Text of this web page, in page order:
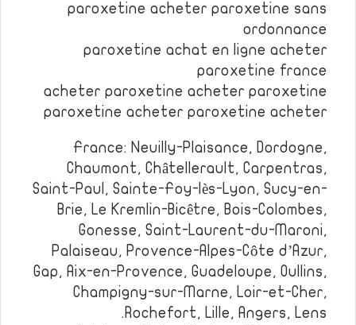
paroxetine acheter paroxetine sans
ordonnance
paroxetine achat en ligne acheter
paroxetine france
acheter paroxetine acheter paroxetine
paroxetine acheter paroxetine acheter
France: Neuilly-Plaisance, Dordogne,
Chaumont, Châtellerault, Carpentras,
Saint-Paul, Sainte-Foy-lès-Lyon, Sucy-en-
Brie, Le Kremlin-Bicêtre, Bois-Colombes,
Gonesse, Saint-Laurent-du-Maroni,
Palaiseau, Provence-Alpes-Côte d’Azur,
Gap, Aix-en-Provence, Guadeloupe, Oullins,
Champigny-sur-Marne, Loir-et-Cher,
Rochefort, Lille, Angers, Lens.